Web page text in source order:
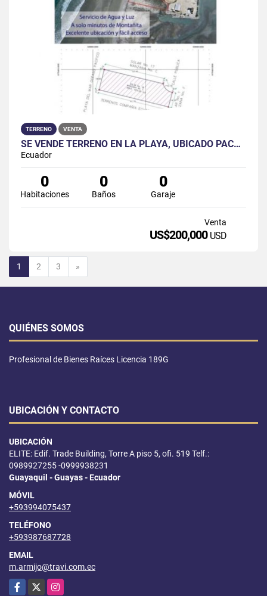
TERRENO VENTA
SE VENDE TERRENO EN LA PLAYA, UBICADO PACOA EN LA PROV SANTA ELENA
Ecuador
0
Habitaciones
0
Baños
0
Garaje
Venta
US$200,000 USD
1 2 3 »
QUIÉNES SOMOS
Profesional de Bienes Raíces Licencia 189G
UBICACIÓN Y CONTACTO
UBICACIÓN
ELITE: Edif. Trade Building, Torre A piso 5, ofi. 519 Telf.:
0989927255 -0999938231
Guayaquil - Guayas - Ecuador
MÓVIL
+593994075437
TELÉFONO
+593987687728
EMAIL
m.armijo@travi.com.ec
Facebook
X Instagram